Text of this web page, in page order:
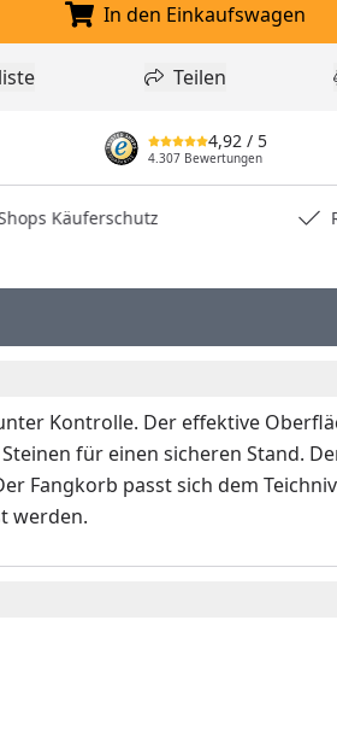
In den
In den Einkaufswagen
zur Wunschliste hinzufügen
Teilen
Teilen
4,92 / 5
4.307 Bewertungen
Käuferschutz
Kontrolle. Der effektive
für einen sicheren Stand.
Fangkorb passt sich dem
werden.